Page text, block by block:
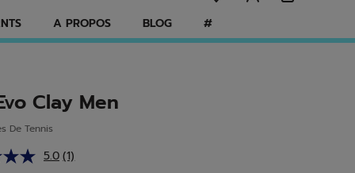
A PROPOS BLOG #
Clay Men
De Tennis
5.0 Lire
(1)